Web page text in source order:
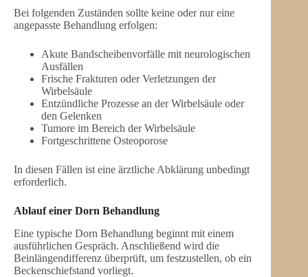
Bei folgenden Zuständen sollte keine oder nur eine
angepasste Behandlung erfolgen:
Akute Bandscheibenvorfälle mit neurologischen
Ausfällen
Frische Frakturen oder Verletzungen der
Wirbelsäule
Entzündliche Prozesse an der Wirbelsäule oder
den Gelenken
Tumore im Bereich der Wirbelsäule
Fortgeschrittene Osteoporose
In diesen Fällen ist eine ärztliche Abklärung unbedingt
erforderlich.
Ablauf einer Dorn Behandlung
Eine typische Dorn Behandlung beginnt mit einem
ausführlichen Gespräch. Anschließend wird die
Beinlängendifferenz überprüft, um festzustellen, ob ein
Beckenschiefstand vorliegt.